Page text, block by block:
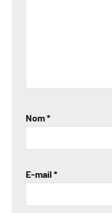
Nom*
E-mail *